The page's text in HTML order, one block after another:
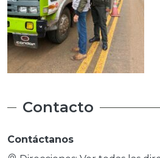
Contacto
Contáctanos